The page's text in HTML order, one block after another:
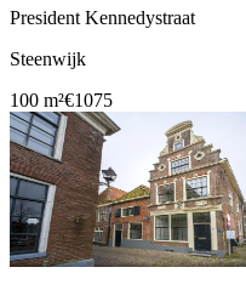
President Kennedystraat
Steenwijk
100 m²€1075